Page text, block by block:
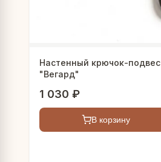
Настенный крючок-подвес
"Вегард"
1 030 ₽
В корзину